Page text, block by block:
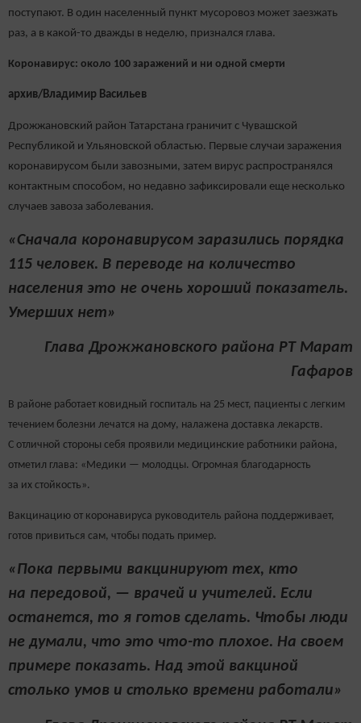
поступают. В один населенный пункт мусоровоз может заезжать
раз, а в какой-то дважды в неделю, признался глава.
Коронавирус: около 100 заражений и ни одной смерти
архив/Владимир Васильев
Дрожжановский район Татарстана граничит с Чувашской
Республикой и Ульяновской областью. Первые случаи заражения
коронавирусом были завозными, затем вирус распространялся
контактным способом, но недавно зафиксировали еще несколько
случаев завоза заболевания.
«Сначала коронавирусом заразились порядка
115 человек. В переводе на количество
населения это не очень хороший показатель.
Умерших нет»
Глава Дрожжановского района РТ Марат
Гафаров
В районе работает ковидный госпиталь на 25 мест, пациенты с легким
течением болезни лечатся на дому, налажена доставка лекарств.
С отличной стороны себя проявили медицинские работники района,
отметил глава: «Медики — молодцы. Огромная благодарность
за их стойкость».
Вакцинацию от коронавируса руководитель района поддерживает,
готов привиться сам, чтобы подать пример.
«Пока первыми вакцинируют тех, кто
на передовой, — врачей и учителей. Если
останется, то я готов сделать. Чтобы люди
не думали, что это что-то плохое. На своем
примере показать. Над этой вакциной
столько умов и столько времени работали»